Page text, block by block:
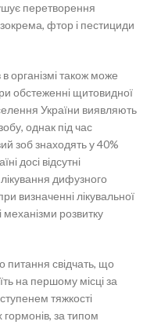
перетворення
фтор і пестициди
організмі також може
обстеженні щитовидної
України виявляють
однак під час
зоб знаходять у 40%
досі відсутні
дифузного
визначенні лікувальної
розвитку
питання свідчать, що
на першому місці за
тяжкості
за типом